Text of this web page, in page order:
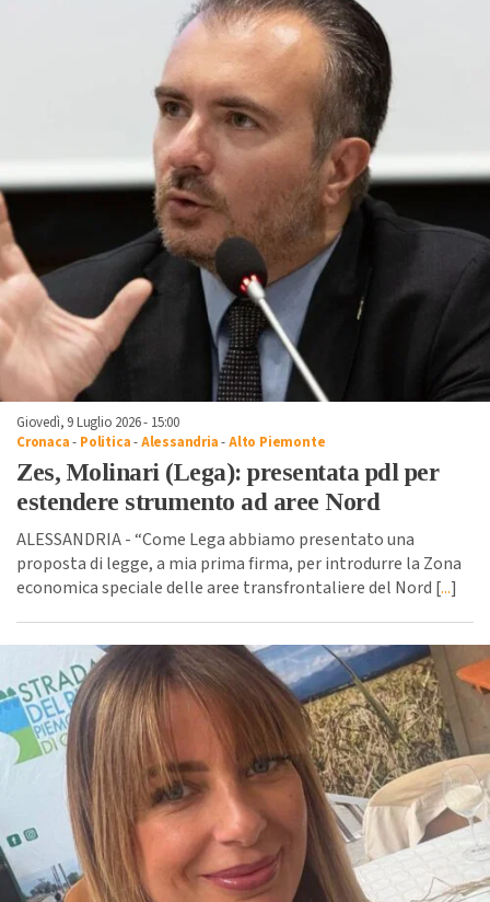
Giovedì, 9 Luglio 2026 - 15:00
Cronaca- Politica-Alessandria-Alto Piemonte
Zes, Molinari (Lega): presentata pdl per
estendere strumento ad aree Nord
ALESSANDRIA - “Come Lega abbiamo presentato una
proposta di legge, a mia prima firma, per introdurre la Zona
economica speciale delle aree transfrontaliere del Nord [...]